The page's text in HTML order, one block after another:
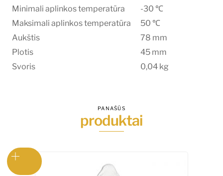
Minimali aplinkos temperatūra
-30 ℃
Maksimali aplinkos temperatūra
50 ℃
Aukštis
78 mm
Plotis
45 mm
Svoris
0,04 kg
PANAŠŪS
produktai